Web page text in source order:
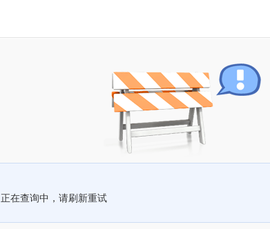
正在查询中，请刷新重试